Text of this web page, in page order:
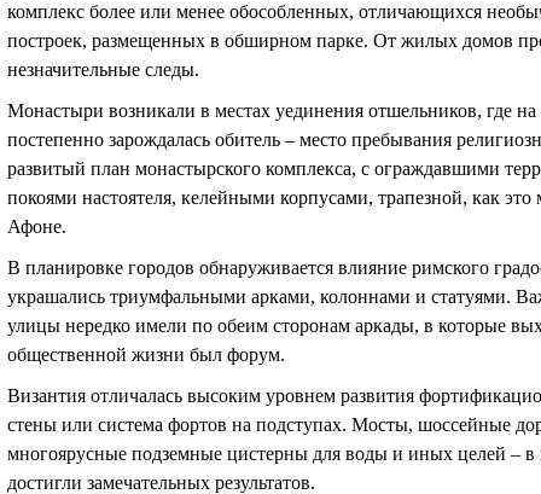
комплекс более или менее обособленных, отличающихся
построек, размещенных в обширном парке. От жилых домов
незначительные следы.
Монастыри возникали в местах уединения отшельников, где
постепенно зарождалась обитель – место пребывания
развитый план монастырского комплекса, с ограждавшими
покоями настоятеля, келейными корпусами, трапезной, как
Афоне.
В планировке городов обнаруживается влияние римского
украшались триумфальными арками, колоннами и статуями.
улицы нередко имели по обеим сторонам аркады, в которые
общественной жизни был форум.
Византия отличалась высоким уровнем развития
стены или система фортов на подступах. Мосты, шоссейные
многоярусные подземные цистерны для воды и иных целей –
достигли замечательных результатов.